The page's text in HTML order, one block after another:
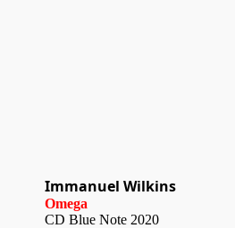
Immanuel Wilkins
Omega
CD Blue Note 2020